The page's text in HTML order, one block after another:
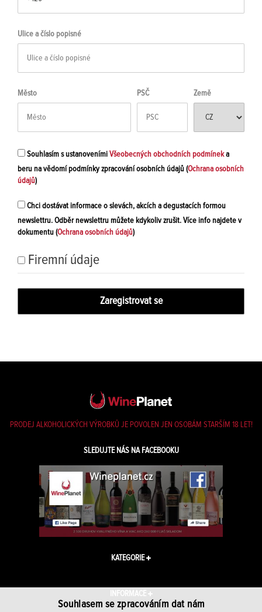
Ulice a číslo popisné
Město PSČ Země
Souhlasím s ustanoveními Všeobecných obchodních podmíneka
beru na vědomí podmínky zpracování osobních údajů (Ochrana osobních
údajů)
newslettru. Odběr newslettru můžete kdykoliv zrušit. Více info najdete v
dokumentu (Ochrana osobních údajů)
Firemní údaje
PRODEJ ALKOHOLICKÝCH VÝROBKŮ JE POVOLEN JEN OSOBÁM STARŠÍM 18 LET!
SLEDUJTE NÁS NA FACEBOOKU
KATEGORIE
INFORMACE
Souhlasem se zpracováním dat nám